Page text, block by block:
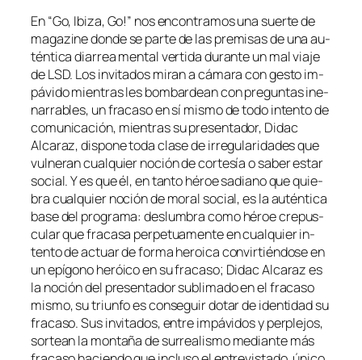
En “Go, Ibiza, Go!” nos en­con­tra­mos una suer­te de
ma­ga­zi­ne don­de se par­te de las pre­mi­sas de una au­
tén­ti­ca dia­rrea men­tal ver­ti­da du­ran­te un mal via­je
de LSD. Los in­vi­ta­dos mi­ran a cá­ma­ra con ges­to im­
pá­vi­do mien­tras les bom­bar­dean con pre­gun­tas ine­
na­rra­bles, un fra­ca­so en sí mis­mo de to­do in­ten­to de
co­mu­ni­ca­ción, mien­tras su pre­sen­ta­dor, Didac
Alcaraz, dis­po­ne to­da cla­se de irre­gu­la­ri­da­des que
vul­ne­ran cual­quier no­ción de cor­te­sía o sa­ber es­tar
so­cial. Y es que él, en tan­to hé­roe sa­diano que quie­
bra cual­quier no­ción de mo­ral so­cial, es la au­tén­ti­ca
ba­se del pro­gra­ma: des­lum­bra co­mo hé­roe cre­pus­
cu­lar que fra­ca­sa per­pe­tua­men­te en cual­quier in­
ten­to de ac­tuar de for­ma he­roi­ca con­vir­tién­do­se en
un epí­gono he­rói­co en su fra­ca­so; Didac Alcaraz es
la no­ción del pre­sen­ta­dor su­bli­ma­do en el fra­ca­so
mis­mo, su triun­fo es con­se­guir do­tar de iden­ti­dad su
fra­ca­so. Sus in­vi­ta­dos, en­tre im­pá­vi­dos y per­ple­jos,
sor­tean la mon­ta­ña de su­rrea­lis­mo me­dian­te más